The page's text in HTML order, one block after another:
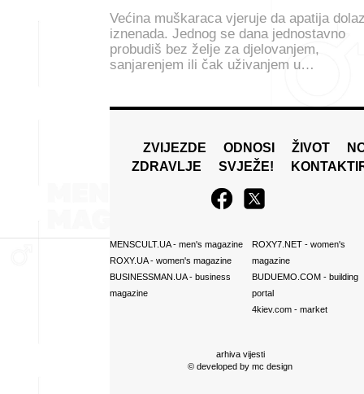
Većina muškaraca vjeruje da apatija
iznenada. Jednog se dana jednostavno
probudiš bez želje za djelovanjem,
sanjarenjem ili čak uživanjem u…
ZVIJEZDE ODNOSI ŽIVOT
ZDRAVLJE
SVJEŽE!
MENSCULT.UA- men's magazine
ROXY.UA- women's magazine
BUSINESSMAN.UA- business
magazine
ROXY7.NET- women's
magazine
BUDUEMO.COM- building
portal
4kiev.com- market
arhiva vijesti
© developed by mc design